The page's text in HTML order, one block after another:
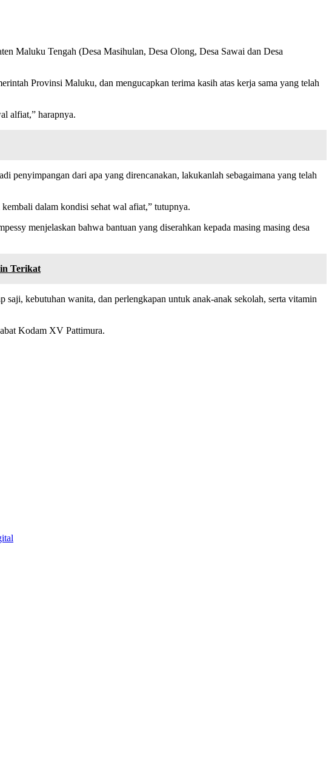
Maluku Tengah (Desa Masihulan, Desa Olong, Desa Sawai dan Desa
Provinsi Maluku, dan mengucapkan terima kasih atas kerja sama yang telah
alfiat,” harapnya.
penyimpangan dari apa yang direncanakan, lakukanlah sebagaimana yang telah
dalam kondisi sehat wal afiat,” tutupnya.
menjelaskan bahwa bantuan yang diserahkan kepada masing masing desa
Terikat
kebutuhan wanita, dan perlengkapan untuk anak-anak sekolah, serta vitamin
Kodam XV Pattimura.